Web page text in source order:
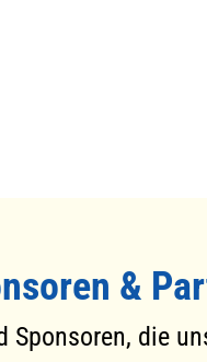
&
Sponsoren, die